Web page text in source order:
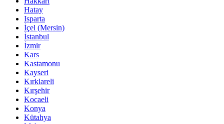
Hatay
Isparta
İçel (Mersin)
İstanbul
İzmir
Kars
Kastamonu
Kayseri
Kırklareli
Kırşehir
Kocaeli
Konya
Kütahya